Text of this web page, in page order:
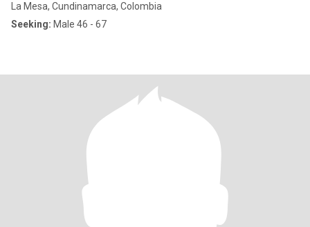
La Mesa, Cundinamarca, Colombia
Seeking: Male 46 - 67